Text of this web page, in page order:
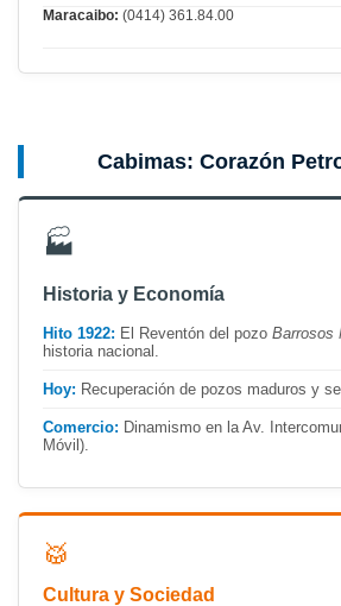
Maracaibo: (0414) 361.84.00
Cabimas: Corazón
🏭
Historia y Economía
Hito 1922: El Reventón del pozo Barrosos
historia nacional.
Hoy: Recuperación de pozos maduros y
Comercio: Dinamismo en la Av.
Móvil).
🥁
Cultura y Sociedad